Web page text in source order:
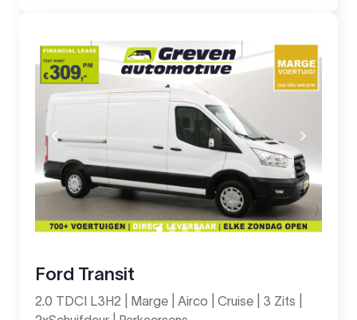
Ford Transit
2.0 TDCI L3H2 | Marge | Airco | Cruise | 3 Zits |